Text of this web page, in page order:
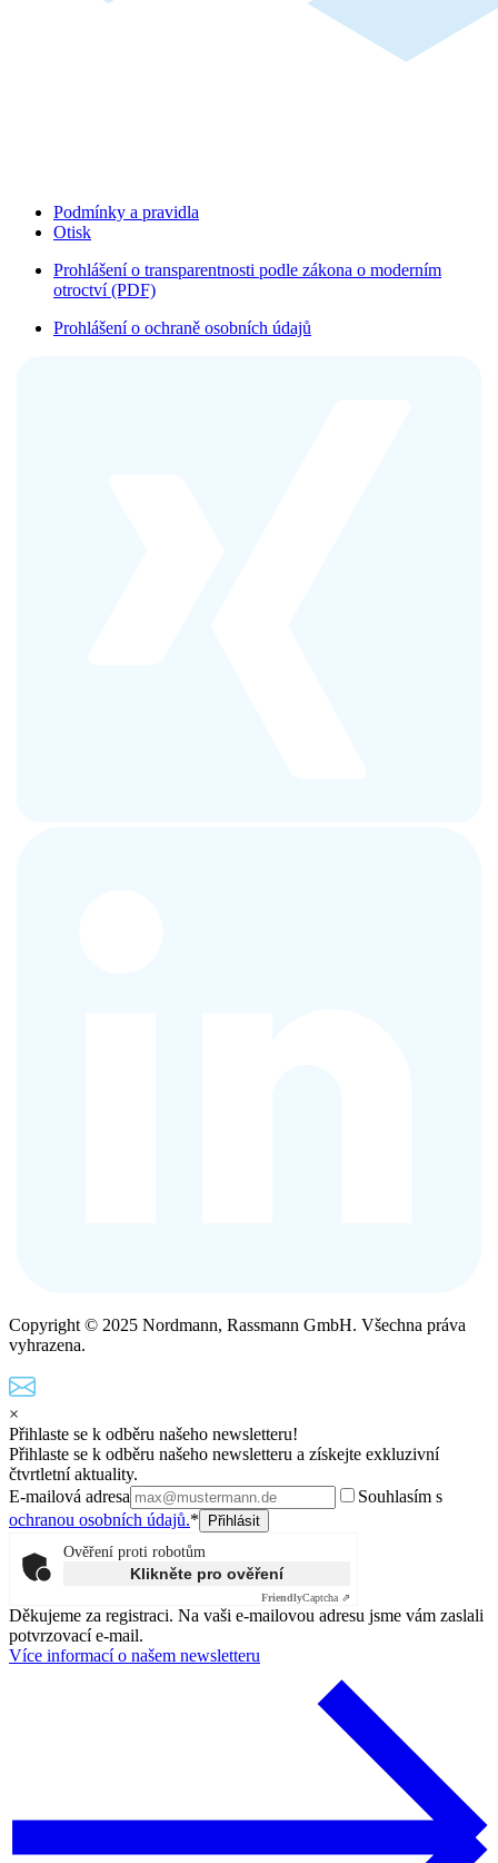
Podmínky a pravidla
Otisk
Prohlášení o transparentnosti podle zákona o moderním
otroctví (PDF)
Prohlášení o ochraně osobních údajů
Copyright © 2025 Nordmann, Rassmann GmbH. Všechna práva
vyhrazena.
×
Přihlaste se k odběru našeho newsletteru!
Přihlaste se k odběru našeho newsletteru a získejte exkluzivní
čtvrtletní aktuality.
E-mailová adresa
Souhlasím s
ochranou osobních údajů.*
Ověření proti robotům
Klikněte pro ověření
FriendlyCaptcha ⇗
Děkujeme za registraci. Na vaši e-mailovou adresu jsme vám zaslali
potvrzovací e-mail.
Více informací o našem newsletteru